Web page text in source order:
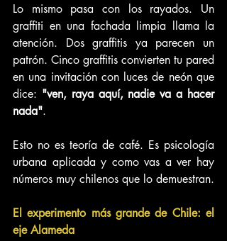
Lo mismo pasa con los rayados. Un
graffiti en una fachada limpia llama la
atención. Dos graffitis ya parecen un
patrón. Cinco graffitis convierten tu pared
en una invitación con luces de neón que
dice: "ven, raya aquí, nadie va a hacer
nada".
Esto no es teoría de café. Es psicología
urbana aplicada y como vas a ver hay
números muy chilenos que lo demuestran.
El experimento más grande de Chile: el
eje Alameda